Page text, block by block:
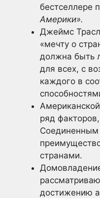
бестселлере
Америки».
Джеймс
«мечту о
должна быть
для всех, с
каждого в
ряд
Соединенным
странами.
достижению